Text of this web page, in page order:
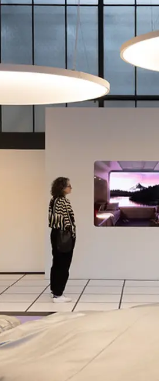
der Befehl, der User*innen die
Utopien mit der Open-Source-
Auf Basis von beschreibendem
die unendlich variiert werden
Gründerin, Some Place Studio
Kultur, Kustodin MAK